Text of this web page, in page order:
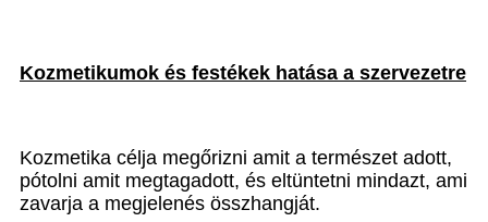
Kozmetikumok és festékek hatása a szervezetre
Kozmetika célja megőrizni amit a természet adott,
pótolni amit megtagadott, és eltüntetni mindazt, ami
zavarja a megjelenés összhangját.